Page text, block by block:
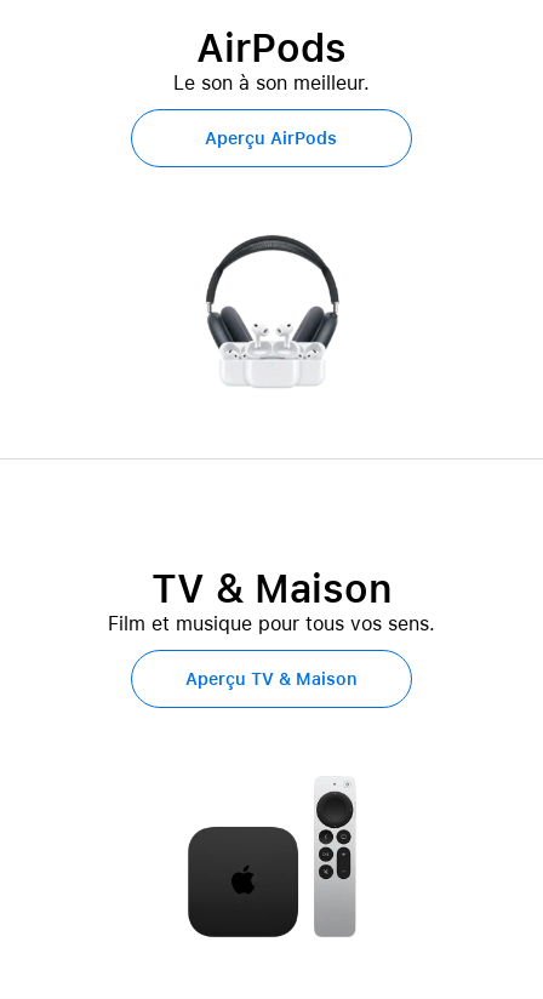
AirPods
Le son à son meilleur.
Aperçu AirPods
TV & Maison
Film et musique pour tous vos sens.
Aperçu TV & Maison